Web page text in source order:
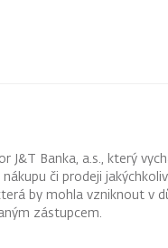
J&T Banka, a.s., který
či prodeji
by mohla vzniknout
zástupcem.